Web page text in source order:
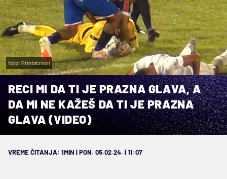
foto: Printscreen
RECI MI DA TI JE PRAZNA GLAVA, A
DA MI NE KAŽEŠ DA TI JE PRAZNA
GLAVA (VIDEO)
VREME ČITANJA: 1MIN | PON. 05.02.24. | 11:07